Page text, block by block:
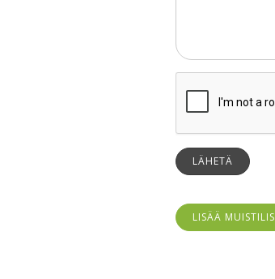
LÄHETÄ
LISÄÄ